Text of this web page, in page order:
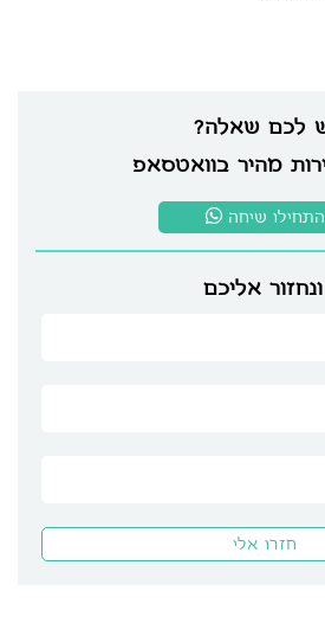
לכם שאלה?
מהיר בוואטסאפ
התחילו שיחה
אליכם